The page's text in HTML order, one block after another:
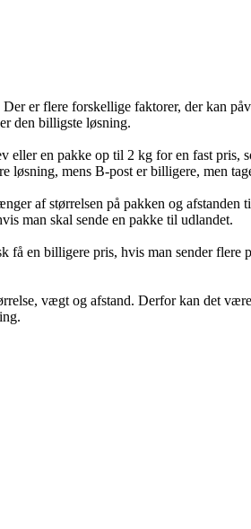
er flere forskellige faktorer, der kan
den billigste løsning.
eller en pakke op til 2 kg for en fast pris,
løsning, mens B-post er billigere, men
af størrelsen på pakken og afstanden
man skal sende en pakke til udlandet.
en billigere pris, hvis man sender flere
vægt og afstand. Derfor kan det